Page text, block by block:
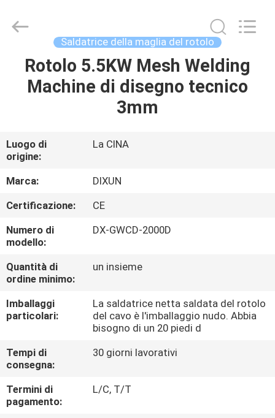
CASA
MANIFESTAZIONE
DI
VR
CIRCA
NOI
GIRO
DELLA
FABBRICA
CONTROLLO
DI
QUALITÀ
Mesh
Products
Reserved.
Saldatrice della maglia del rotolo
Rotolo 5.5KW Mesh Welding
Machine di disegno tecnico
3mm
Luogo di
origine:
La CINA
Marca:
DIXUN
Certificazione:
CE
Numero di
modello:
DX-GWCD-2000D
Quantità di
ordine minimo:
un insieme
Imballaggi
particolari:
La saldatrice netta saldata del rotolo
del cavo è l'imballaggio nudo. Abbia
bisogno di un 20 piedi d
Tempi di
consegna:
30 giorni lavorativi
Termini di
pagamento:
L/C, T/T